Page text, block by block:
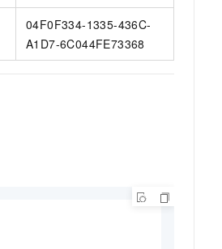
04F0F334-1335-436C-
A1D7-6C044FE73368